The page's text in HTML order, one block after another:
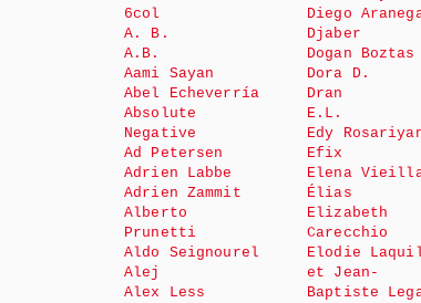
6col
A. B.
A.B.
Aami Sayan
Abel Echeverría
Absolute
Negative
Ad Petersen
Adrien Labbe
Adrien Zammit
Alberto
Prunetti
Aldo Seignourel
Alej
Alex Less
Diego
Djaber
Dogan Boztas
Dora D.
Dran
E.L.
Edy
Efix
Elena
Élias
Elizabeth
Carecchio
Elodie
et Jean-
Baptiste